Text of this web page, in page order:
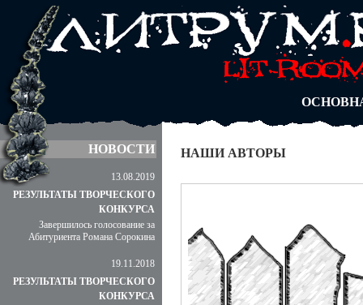
АВТОРЫ
БЛОГИ
АБИТУРА
НОВОСТИ
13.08.2019
РЕЗУЛЬТАТЫ ТВОРЧЕСКОГО
КОНКУРСА
Завершилось голосование за
Абитуриента Романа Сорокина
19.11.2018
РЕЗУЛЬТАТЫ ТВОРЧЕСКОГО
КОНКУРСА
НАШИ АВТОРЫ